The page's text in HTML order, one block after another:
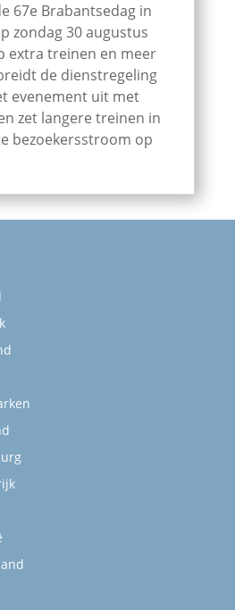
67e Brabantsedag in
zondag 30 augustus
extra treinen en meer
de dienstregeling
evenement uit met
zet langere treinen in
bezoekersstroom op